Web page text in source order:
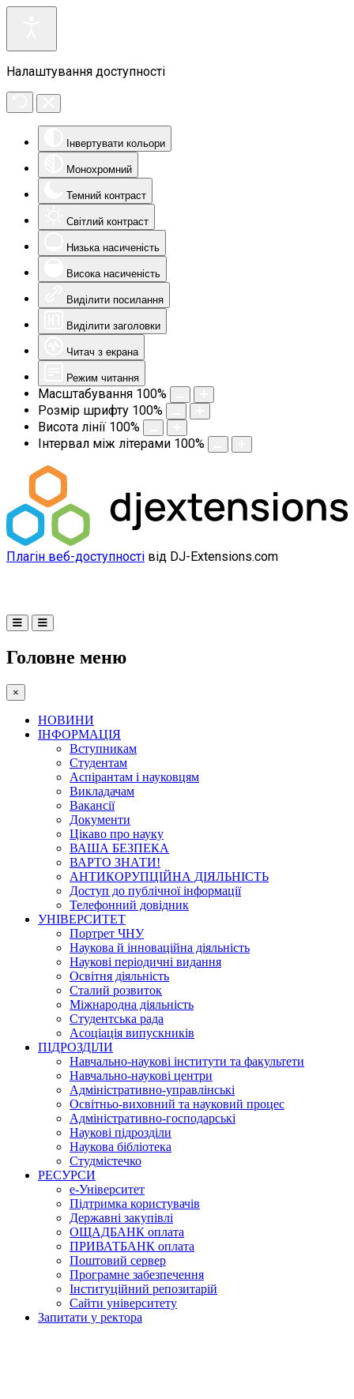
Налаштування доступності
Інвертувати кольори
Монохромний
Темний контраст
Світлий контраст
Низька насиченість
Висока насиченість
Виділити посилання
Виділити заголовки
Читач з екрана
Режим читання
Масштабування 100%
Розмір шрифту 100%
Висота лінії 100%
Інтервал між літерами 100%
Плагін веб-доступності від DJ-Extensions.com
Головне меню
×
НОВИНИ
ІНФОРМАЦІЯ
Вступникам
Студентам
Аспірантам і науковцям
Викладачам
Вакансії
Документи
Цікаво про науку
ВАША БЕЗПЕКА
ВАРТО ЗНАТИ!
АНТИКОРУПЦІЙНА ДІЯЛЬНІСТЬ
Доступ до публічної інформації
Телефонний довідник
УНІВЕРСИТЕТ
Портрет ЧНУ
Наукова й інноваційна діяльність
Наукові періодичні видання
Освітня діяльність
Сталий розвиток
Міжнародна діяльність
Студентська рада
Асоціація випускників
ПІДРОЗДІЛИ
Навчально-наукові інститути та факультети
Навчально-наукові центри
Адміністративно-управлінські
Освітньо-виховний та науковий процес
Адміністративно-господарські
Наукові підрозділи
Наукова бібліотека
Студмістечко
РЕСУРСИ
е-Університет
Підтримка користувачів
Державні закупівлі
ОЩАДБАНК оплата
ПРИВАТБАНК оплата
Поштовий сервер
Програмне забезпечення
Інституційний репозитарій
Сайти університету
Запитати у ректора